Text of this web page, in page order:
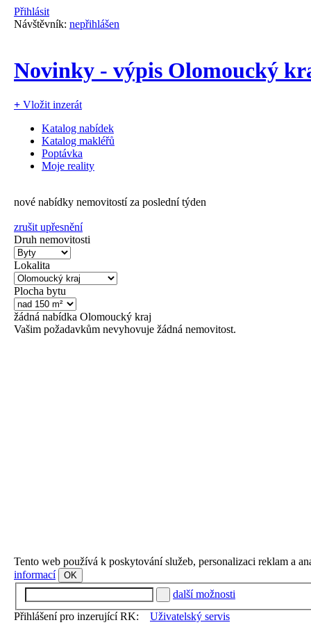
Přihlásit
Návštěvník: nepřihlášen
Novinky - výpis Olomoucký
+ Vložit inzerát
Katalog nabídek
Katalog makléřů
Poptávka
Moje reality
nové nabídky nemovitostí za poslední týden
zrušit upřesnění
Druh nemovitosti
Lokalita
Plocha bytu
žádná nabídka Olomoucký kraj
Vašim požadavkům nevyhovuje žádná nemovitost.
Tento web používá k poskytování služeb, personalizaci reklam a
informací
OK
další možnosti
Přihlášení pro inzerující RK:
Uživatelský servis